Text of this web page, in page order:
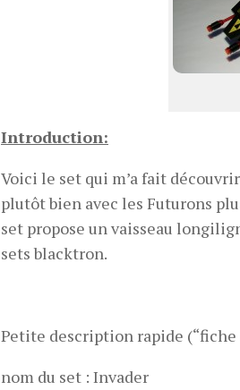
Introduction:
Voici le set qui m’a fait
plutôt bien avec les Futurons
set propose un vaisseau
sets blacktron.
Petite description rapide
nom du set : Invader